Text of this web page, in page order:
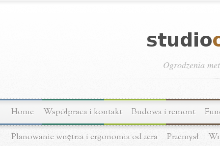
Ogrodzenia
Home Współpraca i kontakt Budowa i remont
Planowanie wnętrza i ergonomia od zera Przemysł